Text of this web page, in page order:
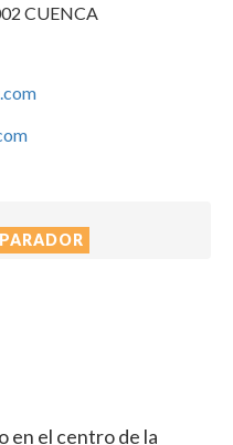
CUENCA
en el centro de la